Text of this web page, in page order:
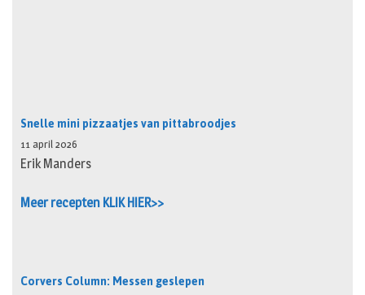
Snelle mini pizzaatjes van pittabroodjes
11 april 2026
Erik Manders
Meer recepten KLIK HIER>>
Corvers Column: Messen geslepen